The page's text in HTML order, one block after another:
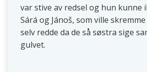
var stive av redsel og hun kunne
Sárá og Jánoš, som ville
selv redde da de så søstra sige
gulvet.